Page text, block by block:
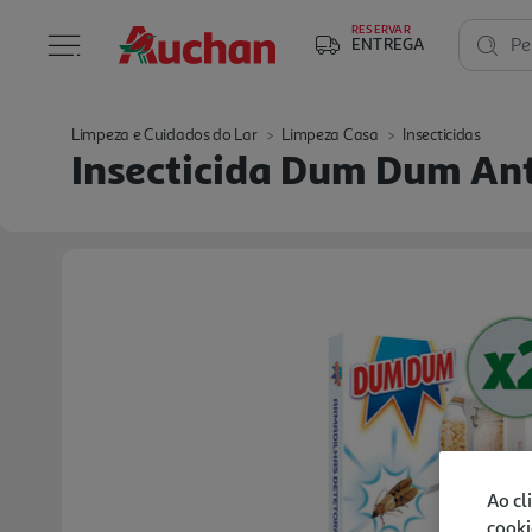
RESERVAR
ENTREGA
Limpeza e Cuidados do Lar Limpeza Casa Insecticidas
Insecticida Dum Dum
Ao